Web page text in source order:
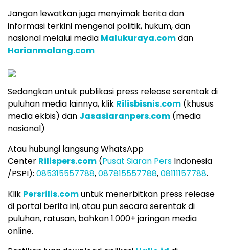
Jangan lewatkan juga menyimak berita dan
informasi terkini mengenai politik, hukum, dan
nasional melalui media Malukuraya.comdan
Harianmalang.com
Sedangkan untuk publikasi press release serentak di
puluhan media lainnya, klik Rilisbisnis.com (khusus
media ekbis) dan Jasasiaranpers.com (media
nasional)
Atau hubungi langsung WhatsApp
Center Rilispers.com (Pusat Siaran Pers Indonesia
/PSPI): 085315557788,087815557788,08111157788.
Klik Persrilis.comuntuk menerbitkan press release
di portal berita ini, atau pun secara serentak di
puluhan, ratusan, bahkan 1.000+ jaringan media
online.